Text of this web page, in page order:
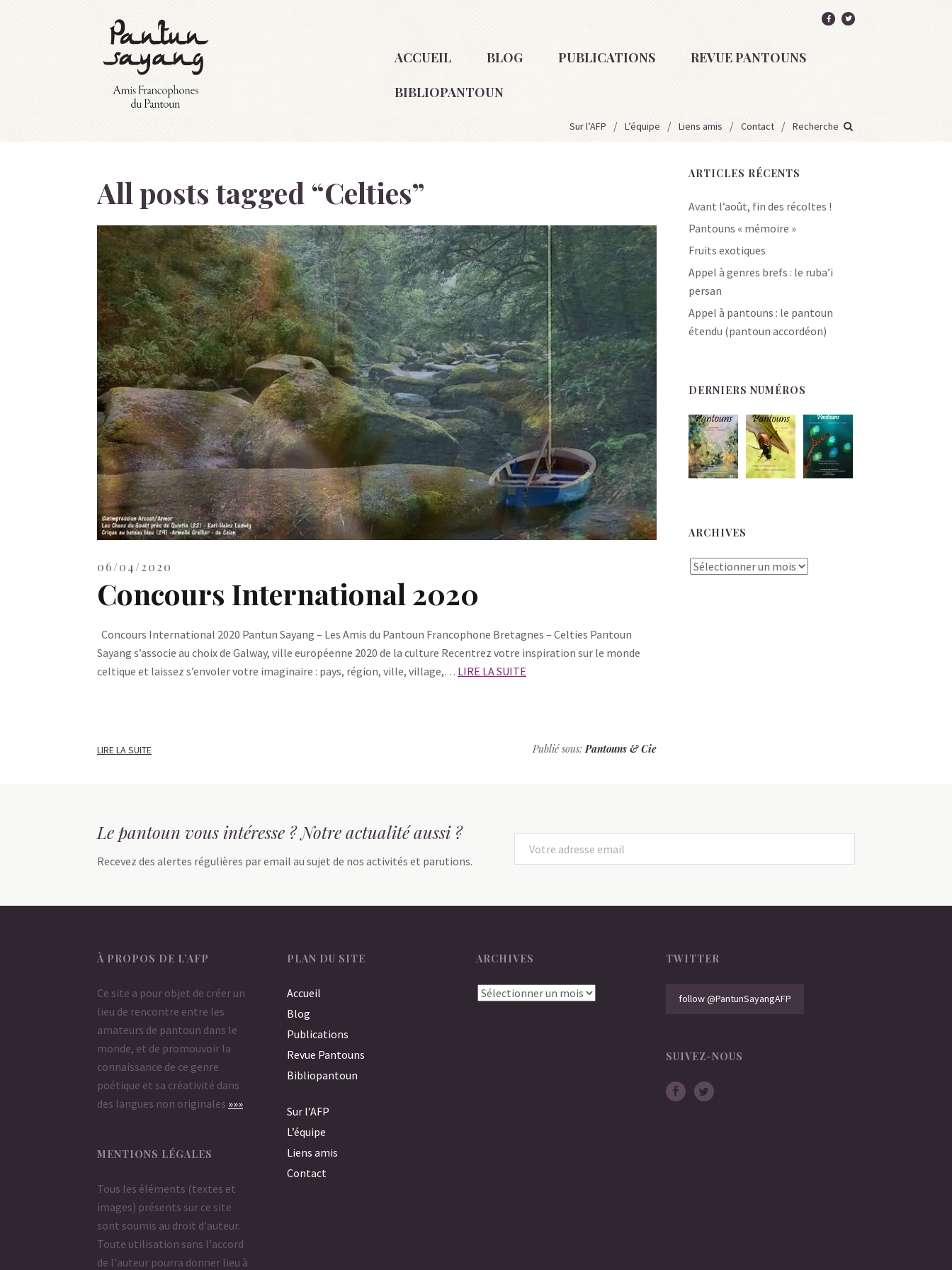
ACCUEIL BLOG PUBLICATIONS REVUE PANTOUNS
BIBLIOPANTOUN
Sur l’AFP L’équipe Liens amis Contact Recherche
All posts tagged “Celties”
06/04/2020
Concours International 2020
Concours International 2020 Pantun Sayang – Les Amis du Pantoun Francophone Bretagnes – Celties Pantoun
Sayang s’associe au choix de Galway, ville européenne 2020 de la culture Recentrez votre inspiration sur le monde
celtique et laissez s’envoler votre imaginaire : pays, région, ville, village,… LIRE LA SUITE
LIRE LA SUITE Publié sous:Pantouns & Cie
ARTICLES RÉCENTS
Avant l’août, fin des récoltes !
Pantouns « mémoire »
Fruits exotiques
Appel à genres brefs : le ruba’i
persan
Appel à pantouns : le pantoun
étendu (pantoun accordéon)
DERNIERS NUMÉROS
ARCHIVES
Archives
Le pantoun vous intéresse ? Notre actualité aussi ?
Recevez des alertes régulières par email au sujet de nos activités et parutions.
À PROPOS DE L’AFP
Ce site a pour objet de créer un
lieu de rencontre entre les
amateurs de pantoun dans le
monde, et de promouvoir la
connaissance de ce genre
poétique et sa créativité dans
des langues non originales »»»
MENTIONS LÉGALES
Tous les éléments (textes et
images) présents sur ce site
sont soumis au droit d'auteur.
Toute utilisation sans l'accord
de l'auteur pourra donner lieu à
PLAN DU SITE
Accueil
Blog
Publications
Revue Pantouns
Bibliopantoun
Sur l’AFP
L’équipe
Liens amis
Contact
ARCHIVES
Archives
TWITTER
follow @PantunSayangAFP
SUIVEZ-NOUS